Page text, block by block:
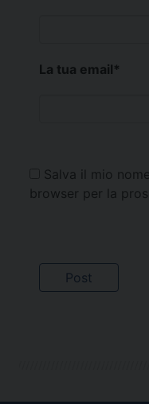
La tua email*
Salva il mio
browser per la